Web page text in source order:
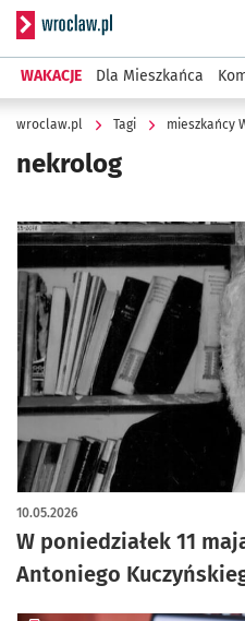
Serwis
WAKACJE Dla Mieszkańca
wroclaw.pl Tagi mieszkańcy
nekrolog
W poniedziałek 11
Antoniego
10.05.2026